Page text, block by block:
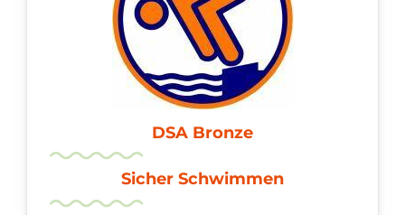
DSA Bronze
Sicher Schwimmen